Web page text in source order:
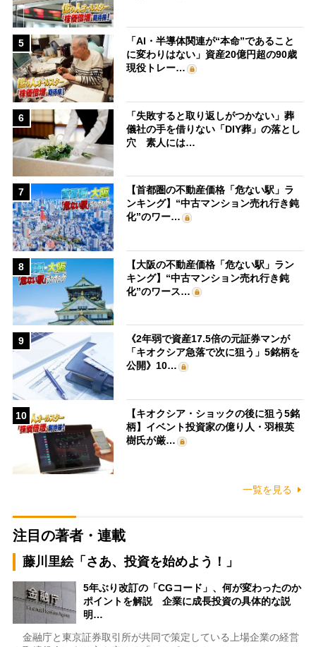
5
「AI・半導体関連が“本命”であること
に変わりはない」資産20億円超の90歳
現役トレー…
6
「失敗すると取り返しがつかない」葬
儀社の手を借りない「DIY葬」の落とし
穴 素人には…
7
【首都圏の不動産価格「危ない駅」ラ
ンキング】“中古マンション売れ行き鈍
化”のワー…
8
【大阪の不動産価格「危ない駅」ラン
キング】“中古マンション売れ行き鈍
化”のワース…
9
《2年弱で資産17.5倍の元証券マンが
「キオクシア急落で次に狙う」5銘柄を
公開》10…
10
【キオクシア・ショックの後に狙う5銘
柄】イベント投資家の億り人・羽根英
樹氏が厳…
一覧を見る
注目の著者・連載
藤川里絵「さあ、投資を始めよう！」
5年ぶり改訂の「CGコード」、何が変わったのか
ポイントを解説 企業に成長投資の具体的な説
明…
金融庁と東京証券取引所が共同で策定している上場企業の経営